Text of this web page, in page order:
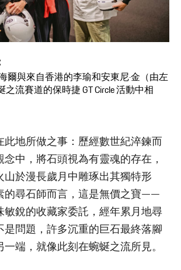
爾與來自香港的李瑜和安東尼·金（由左
流賽道的保時捷 GT Circle 活動中相
此地所做之事：歷經數世紀淬鍊而
中，將石頭視為有靈魂的存在，
山於漫長歲月中雕琢出其獨特形
的尋石師而言，這是無價之寶——
敏銳的收藏家委託，經年累月地尋
是問題，許多沉重的巨石最終落腳
端，就像此刻在蜿蜒之流所見。